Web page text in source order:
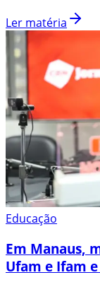
Ler matéria
Educação
Em Manaus,
Ufam e Ifam